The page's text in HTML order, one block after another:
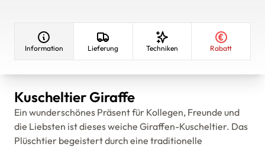
Information Lieferung Techniken Rabatt
Kuscheltier Giraffe
Ein wunderschönes Präsent für Kollegen, Freunde und
die Liebsten ist dieses weiche Giraffen-Kuscheltier. Das
Plüschtier begeistert durch eine traditionelle